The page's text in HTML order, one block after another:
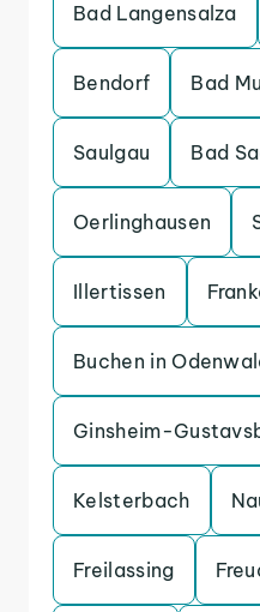
Bad Langensalza
Bendorf Bad
Saulgau Bad
Oerlinghausen
Illertissen
Buchen in
Ginsheim-
Kelsterbach
Freilassing